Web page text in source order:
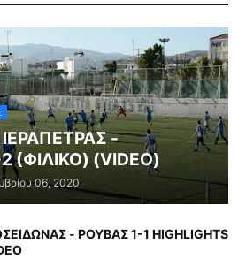
-
(VIDEO)
06, 2020
- ΡΟΥΒΑΣ 1-1 HIGHLIGHTS